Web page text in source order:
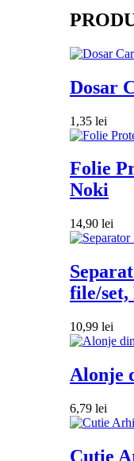
Dosar
1,35 lei
Folie
Noki
14,90 lei
file/set,
10,99 lei
Alonje
6,79 lei
Cutie